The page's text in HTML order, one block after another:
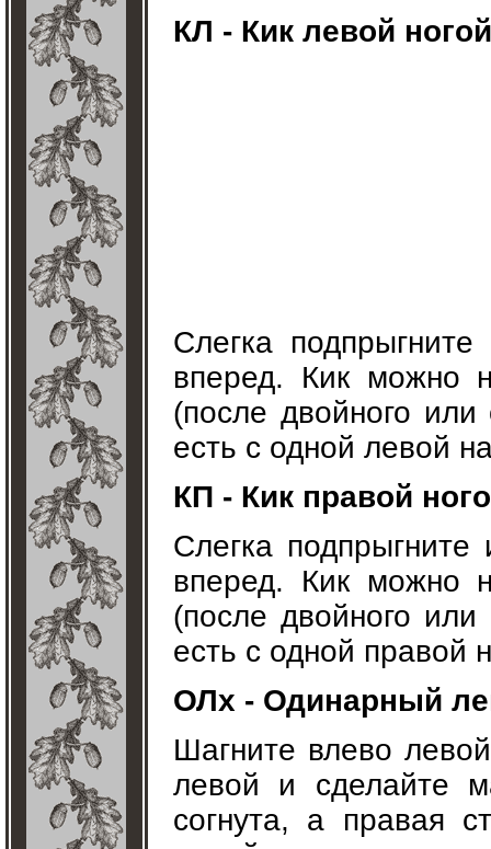
КЛ - Кик левой ногой
Слегка
вперед. Кик можно
(после двойного
есть с одной левой
КП - Кик правой
Слегка
вперед. Кик можно
(после двойного
есть с одной правой
ОЛх - Одинарный
Шагните влево
левой и сделайте
согнута, а правая